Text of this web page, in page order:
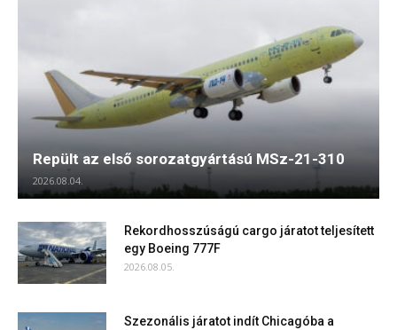
Repült az első sorozatgyártású MSz-21-310
2026.08.04.
Rekordhosszúságú cargo járatot teljesített
egy Boeing 777F
2026.08.05.
Szezonális járatot indít Chicagóba a